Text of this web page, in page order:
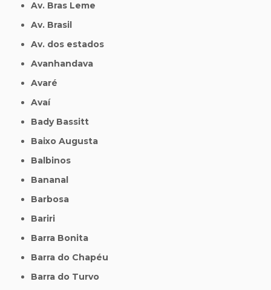
Av. Bras Leme
Av. Brasil
Av. dos estados
Avanhandava
Avaré
Avaí
Bady Bassitt
Baixo Augusta
Balbinos
Bananal
Barbosa
Bariri
Barra Bonita
Barra do Chapéu
Barra do Turvo